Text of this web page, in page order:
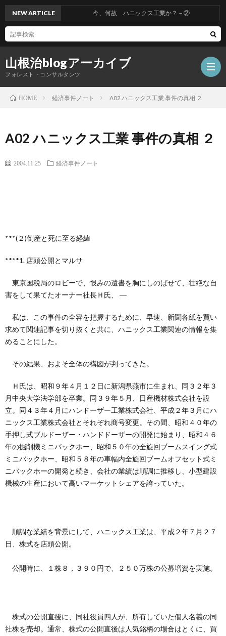
山根治blogアーカイブ
フォレスト・コンサルタンツ
人々
内
NEW ARTICLE 今、何故 ハニックス工業か？－②
HOME 経済事件ノート A02 ハニックス工業 事件の真相 ２
A02 ハニックス工業 事件の真相 ２
2004.11.25 経済事件ノート
***(２)倒産と死に至る経緯
****1. 店頭公開とマルサ
東京国税局のロビーで、恨みの遺書を胸にしのばせて、壮絶な自
害をして果てたオーナー社長Ｈ氏、 ―
私は、この事件の全容を把握するために、早速、新聞各紙を買い
求めて関連記事を切り抜くと共に、ハニックス工業関連の情報を集
めることにした。
その結果、およそ全体の構図が判ってきた。
Ｈ氏は、昭和９年４月１２日に新潟県燕市に生まれ、同３２年３
月中央大学法学部を卒業。同３９年５月、日産機材株式会社を設
立。同４３年４月にハンドーザー工業株式会社、平成２年３月にハ
ニックス工業株式会社とそれぞれ商号変更。その間、昭和４０年の
手押し式ブルドーザー・ハンドドーザーの開発に始まり、昭和４６
年の掘削機ミニバックホー、昭和５０年の全旋回ブームスイング式
ミニバックホー、昭和５８年の車幅内全旋回ブームオフセット式ミ
ニバックホーの開発と続き、会社の業績は順調に推移し、小型建設
機械の生産において高いマーケットシェアを誇っていた。
順調な業績を背景にして、ハニックス工業は、平成２年７月２７
日、株式を店頭公開。
公開時に、１株８，３９０円で、２５０万株の公募増資を実施。
株式の公開直後に、同社役員四人が、所有していた個人名義の同
社株を売却。通常、株式の公開直後は人気銘柄の場合はとくに、買